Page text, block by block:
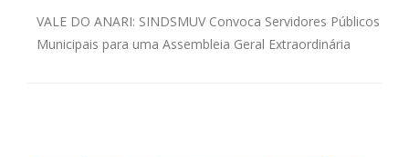
VALE DO ANARI: SINDSMUV Convoca Servidores Públicos
Municipais para uma Assembleia Geral Extraordinária